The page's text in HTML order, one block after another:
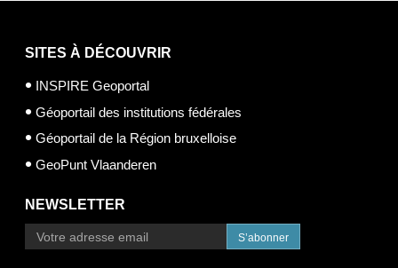
SITES À DÉCOUVRIR
INSPIRE Geoportal
Géoportail des institutions fédérales
Géoportail de la Région bruxelloise
GeoPunt Vlaanderen
NEWSLETTER
S’abonner